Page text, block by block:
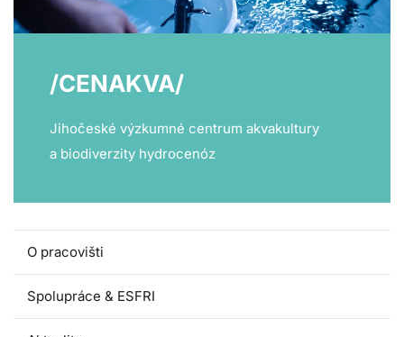
/CENAKVA/
Jihočeské výzkumné centrum akvakultury
a biodiverzity hydrocenóz
O pracovišti
Spolupráce & ESFRI